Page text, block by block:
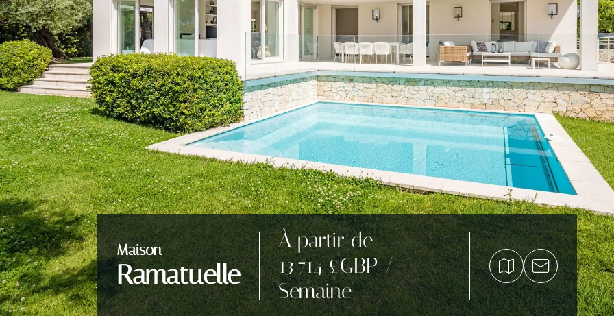
Maison
Ramatuelle
À partir de
13 714 £GBP /
Semaine